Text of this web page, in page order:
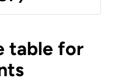
table for